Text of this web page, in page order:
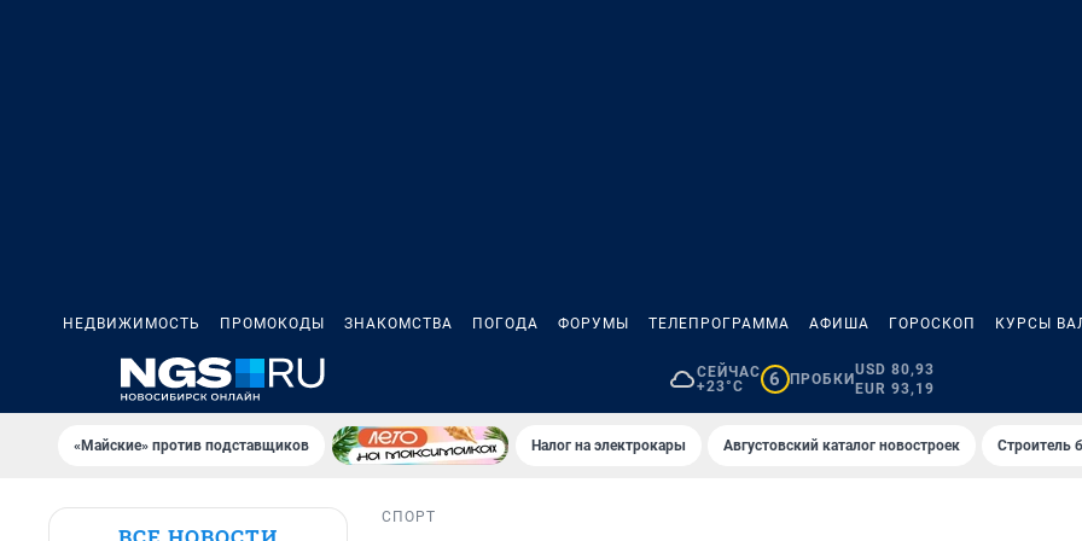
НЕДВИЖИМОСТЬ ПРОМОКОДЫ ЗНАКОМСТВА ПОГОДА ФОРУМЫ ТЕЛЕПРОГРАММА АФИША ГОРОСКОП КУРСЫ
СЕЙЧАС
+23°C
6 ПРОБКИ
USD 80,93
EUR 93,19
«Майские» против подставщиков Налог на электрокары Августовский каталог новостроек Строитель
СПОРТ